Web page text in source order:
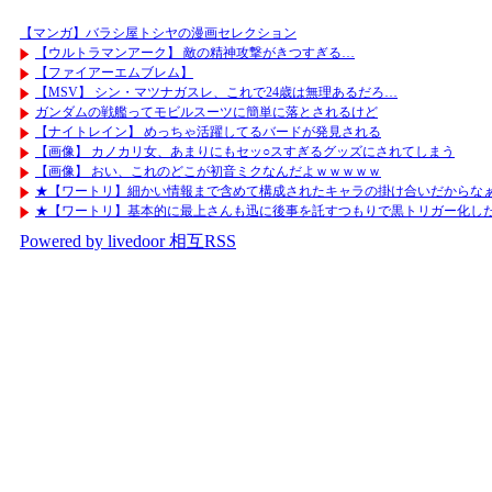
【マンガ】バラシ屋トシヤの漫画セレクション
【ウルトラマンアーク】 敵の精神攻撃がきつすぎる…
【ファイアーエムブレム】
【MSV】 シン・マツナガスレ、これで24歳は無理あるだろ…
ガンダムの戦艦ってモビルスーツに簡単に落とされるけど
【ナイトレイン】 めっちゃ活躍してるバードが発見される
【画像】 カノカリ女、あまりにもセッ○スすぎるグッズにされてしまう
【画像】 おい、これのどこが初音ミクなんだよｗｗｗｗｗ
★【ワートリ】細かい情報まで含めて構成されたキャラの掛け合いだからなぁ
★【ワートリ】基本的に最上さんも迅に後事を託すつもりで黒トリガー化し
Powered by livedoor 相互RSS